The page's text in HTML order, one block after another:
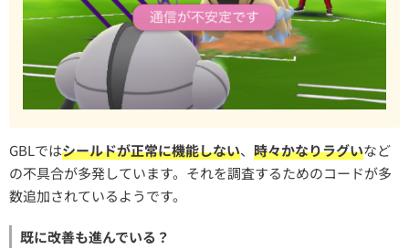
GBLではシールドが正常に機能しない、 時々かなりラグいなど
の不具合が多発しています。それを調査するためのコードが多
数追加されているようです。
既に改善も進んでいる？